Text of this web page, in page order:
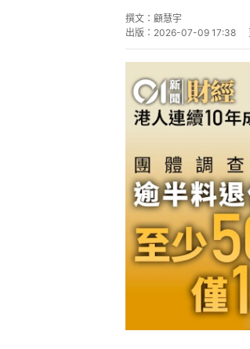
撰文： 顧慧宇
出版： 2026-07-09 17:38